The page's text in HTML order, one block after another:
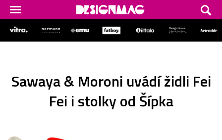
Sawaya & Moroni uvádí židli Fei
Fei i stolky od Šípka